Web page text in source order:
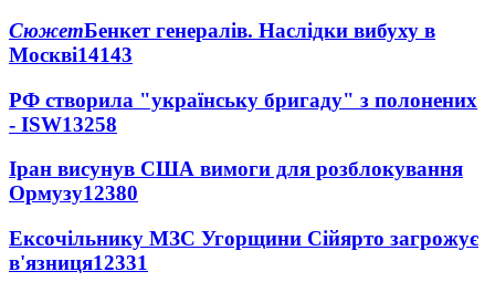
СюжетБенкет генералів. Наслідки вибуху в
Москві14143
РФ створила "українську бригаду" з полонених
- ISW13258
Іран висунув США вимоги для розблокування
Ормузу12380
Ексочільнику МЗС Угорщини Сійярто загрожує
в'язниця12331